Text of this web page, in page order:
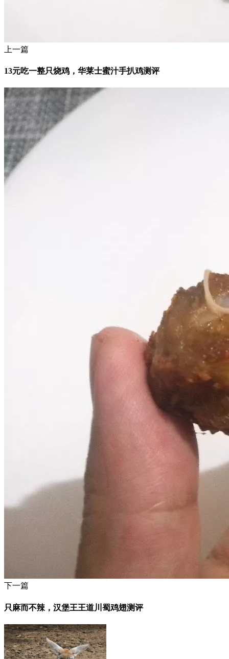
上一篇
13元吃一整只烧鸡，华莱士蜜汁手扒鸡测评
下一篇
只麻而不辣，汉堡王王道川蜀鸡翅测评